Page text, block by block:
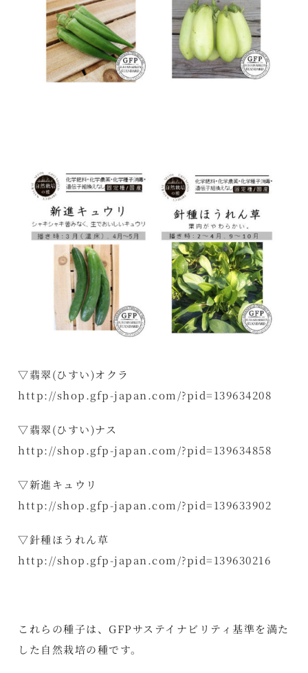
▽翡翠(ひすい)オクラ
http://shop.gfp-japan.com/?pid=139634208
▽翡翠(ひすい)ナス
http://shop.gfp-japan.com/?pid=139634858
▽新進キュウリ
http://shop.gfp-japan.com/?pid=139633902
▽針種ほうれん草
http://shop.gfp-japan.com/?pid=139630216
これらの種子は、GFPサステイナビリティ基準を満た
した自然栽培の種です。